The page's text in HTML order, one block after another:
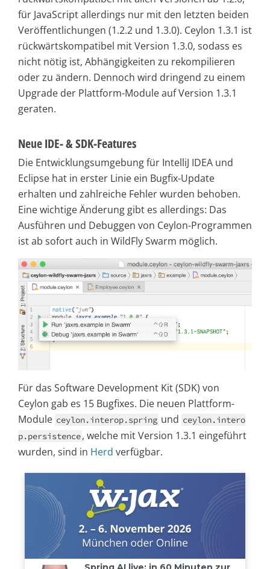
für JavaScript allerdings nur mit den letzten beiden
Veröffentlichungen (1.2.2 und 1.3.0). Ceylon 1.3.1 ist
rückwärtskompatibel mit Version 1.3.0, sodass es
nicht nötig ist, Abhängigkeiten zu rekompilieren
oder zu ändern. Dennoch wird dringend zu einem
Upgrade der Plattform-Module auf Version 1.3.1
geraten.
Neue IDE- & SDK-Features
Die Entwicklungsumgebung für IntelliJ IDEA und
Eclipse hat in erster Linie ein Bugfix-Update
erhalten und zahlreiche Fehler wurden behoben.
Eine wichtige Änderung gibt es allerdings: Das
Ausführen und Debuggen von Ceylon-Programmen
ist ab sofort auch in WildFly Swarm möglich.
Für das Software Development Kit (SDK) von
Ceylon gab es 15 Bugfixes. Die neuen Plattform-
Module ceylon.interop.spring und ceylon.intero
p.persistence, welche mit Version 1.3.1 eingeführt
wurden, sind in Herd verfügbar.